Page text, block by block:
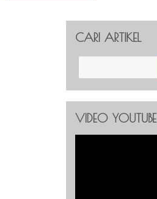
CARI ARTIKEL
VIDEO YOUTUBE